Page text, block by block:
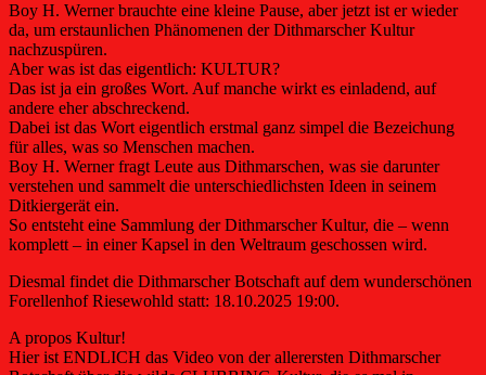
Boy H. Werner brauchte eine kleine Pause, aber jetzt ist er wieder
da, um erstaunlichen Phänomenen der Dithmarscher Kultur
nachzuspüren.
Aber was ist das eigentlich: KULTUR?
Das ist ja ein großes Wort. Auf manche wirkt es einladend, auf
andere eher abschreckend.
Dabei ist das Wort eigentlich erstmal ganz simpel die Bezeichung
für alles, was so Menschen machen.
Boy H. Werner fragt Leute aus Dithmarschen, was sie darunter
verstehen und sammelt die unterschiedlichsten Ideen in seinem
Ditkiergerät ein.
So entsteht eine Sammlung der Dithmarscher Kultur, die – wenn
komplett – in einer Kapsel in den Weltraum geschossen wird.
Diesmal findet die Dithmarscher Botschaft auf dem wunderschönen
Forellenhof Riesewohld statt: 18.10.2025 19:00.
A propos Kultur!
Hier ist ENDLICH das Video von der allerersten Dithmarscher